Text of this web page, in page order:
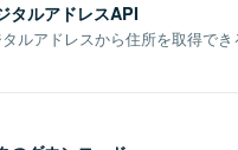
タルアドレスAPI
ルアドレスから住所を取得で